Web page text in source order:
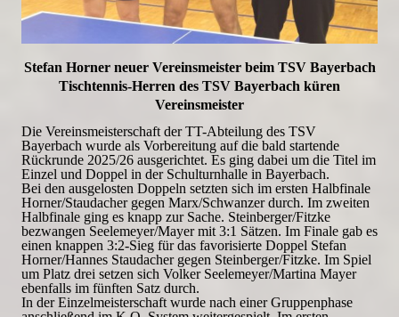
Stefan Horner neuer Vereinsmeister beim TSV Bayerbach
Tischtennis-Herren des TSV Bayerbach küren
Vereinsmeister
Die Vereinsmeisterschaft der TT-Abteilung des TSV
Bayerbach wurde als Vorbereitung auf die bald startende
Rückrunde 2025/26 ausgerichtet. Es ging dabei um die Titel im
Einzel und Doppel in der Schulturnhalle in Bayerbach.
Bei den ausgelosten Doppeln setzten sich im ersten Halbfinale
Horner/Staudacher gegen Marx/Schwanzer durch. Im zweiten
Halbfinale ging es knapp zur Sache. Steinberger/Fitzke
bezwangen Seelemeyer/Mayer mit 3:1 Sätzen. Im Finale gab es
einen knappen 3:2-Sieg für das favorisierte Doppel Stefan
Horner/Hannes Staudacher gegen Steinberger/Fitzke. Im Spiel
um Platz drei setzen sich Volker Seelemeyer/Martina Mayer
ebenfalls im fünften Satz durch.
In der Einzelmeisterschaft wurde nach einer Gruppenphase